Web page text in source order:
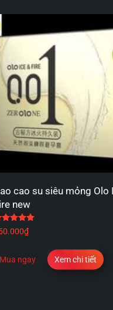
cao su siêu mỏng Olo
new
₫
Mua ngay Xem chi tiết